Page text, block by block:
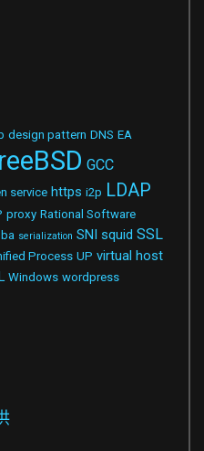
design pattern DNS EA
GCC
service https i2p LDAP
proxy Rational Software
serialization SNI squid SSL
Process UP virtual host
Windows wordpress